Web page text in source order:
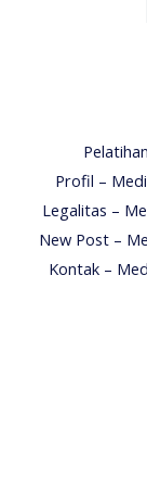
Profil –
Legalitas –
New Post –
Kontak –